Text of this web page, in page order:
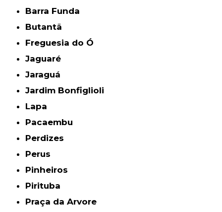
Barra Funda
Butantã
Freguesia do Ó
Jaguaré
Jaraguá
Jardim Bonfiglioli
Lapa
Pacaembu
Perdizes
Perus
Pinheiros
Pirituba
Praça da Arvore